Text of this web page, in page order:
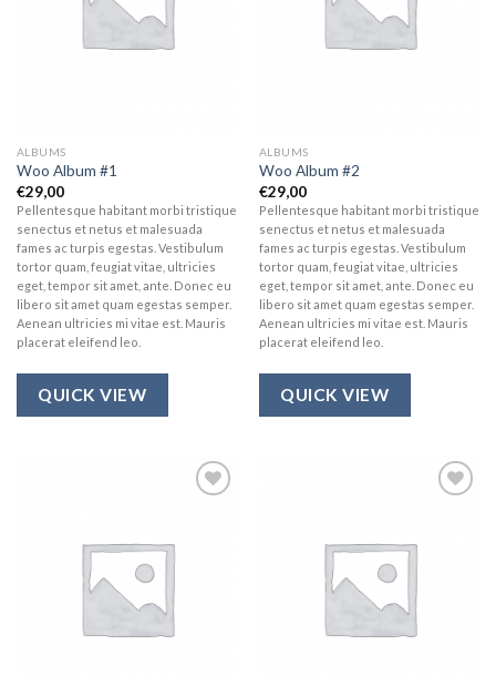
ALBUMS
Woo Album #1
€29,00
Pellentesque habitant morbi tristique
senectus et netus et malesuada
fames ac turpis egestas. Vestibulum
tortor quam, feugiat vitae, ultricies
eget, tempor sit amet, ante. Donec eu
libero sit amet quam egestas semper.
Aenean ultricies mi vitae est. Mauris
placerat eleifend leo.
QUICK VIEW
ALBUMS
Woo Album #2
€29,00
Pellentesque habitant morbi tristique
senectus et netus et malesuada
fames ac turpis egestas. Vestibulum
tortor quam, feugiat vitae, ultricies
eget, tempor sit amet, ante. Donec eu
libero sit amet quam egestas semper.
Aenean ultricies mi vitae est. Mauris
placerat eleifend leo.
QUICK VIEW